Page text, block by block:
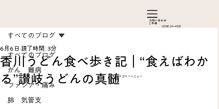
お問い合わ​せ
ご予約
0238-24-4525
すべてのブログ
がん 難病
ファシア・痛み
肺 気管支
すべてのブログ
香川うどん食べ歩き記｜“食えばわか
る”讃岐うどんの真髄
6月6日 読了時間: 3分
カテゴリーメニュー